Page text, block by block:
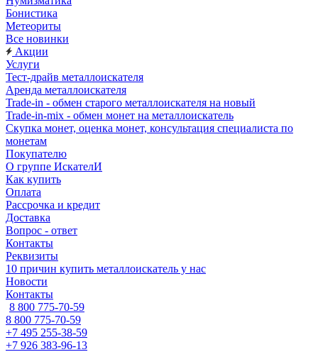
Бонистика
Метеориты
Все новинки
Акции
Услуги
Тест-драйв металлоискателя
Аренда металлоискателя
Trade-in - обмен старого металлоискателя на новый
Trade-in-mix - обмен монет на металлоискатель
Скупка монет, оценка монет, консультация специалиста по
монетам
Покупателю
О группе ИскателИ
Как купить
Оплата
Рассрочка и кредит
Доставка
Вопрос - ответ
Контакты
Реквизиты
10 причин купить металлоискатель у нас
Новости
Контакты
8 800 775-70-59
8 800 775-70-59
+7 495 255-38-59
+7 926 383-96-13